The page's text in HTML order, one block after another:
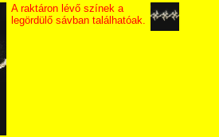
A raktáron lévő színek a
legördülő sávban találhatóak.